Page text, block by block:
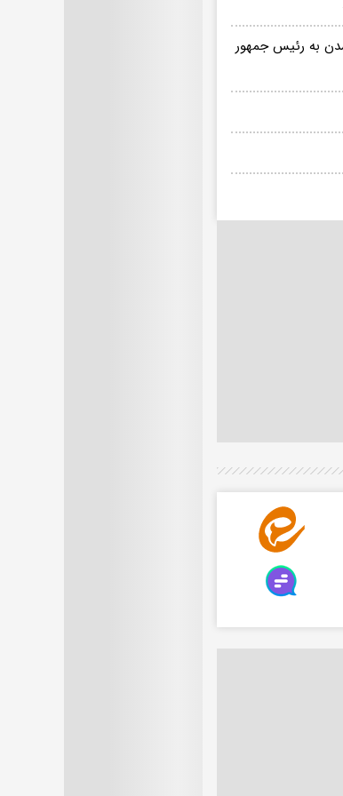
به رئیس جمهور